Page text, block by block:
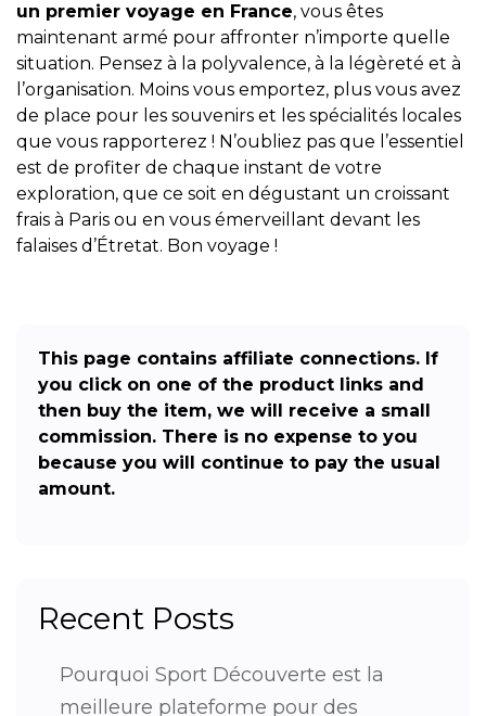
un premier voyage en France, vous êtes
maintenant armé pour affronter n’importe quelle
situation. Pensez à la polyvalence, à la légèreté et à
l’organisation. Moins vous emportez, plus vous avez
de place pour les souvenirs et les spécialités locales
que vous rapporterez ! N’oubliez pas que l’essentiel
est de profiter de chaque instant de votre
exploration, que ce soit en dégustant un croissant
frais à Paris ou en vous émerveillant devant les
falaises d’Étretat. Bon voyage !
This page contains affiliate connections. If
you click on one of the product links and
then buy the item, we will receive a small
commission. There is no expense to you
because you will continue to pay the usual
amount.
Recent Posts
Pourquoi Sport Découverte est la
meilleure plateforme pour des